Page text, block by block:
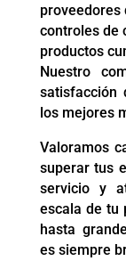
controles de
productos
Nuestro
satisfacción
los mejores
Valoramos
superar tus
servicio y
escala de tu
hasta
es siempre